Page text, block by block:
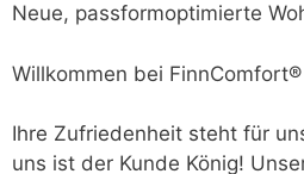
Neue, passformoptimierte
Willkommen bei FinnComfort®
Ihre Zufriedenheit steht für
uns ist der Kunde König!